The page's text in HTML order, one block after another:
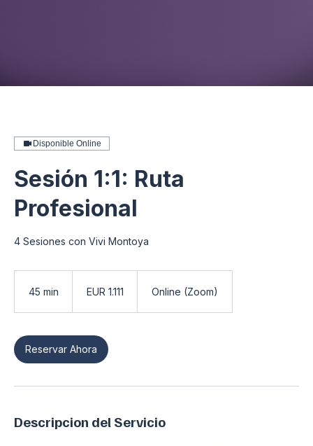
Disponible Online
Sesión 1:1: Ruta
Profesional
4 Sesiones con Vivi Montoya
45 min
i
EUR 1.111 Online (Zoom)
Reservar Ahora
Descripcion del Servicio